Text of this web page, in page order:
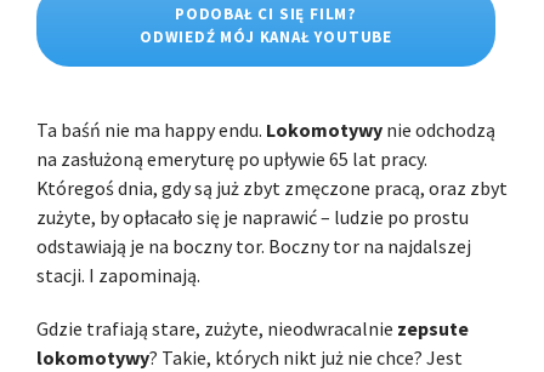
PODOBAŁ CI SIĘ FILM?
ODWIEDŹ MÓJ KANAŁ YOUTUBE
Ta baśń nie ma happy endu. Lokomotywy nie odchodzą
na zasłużoną emeryturę po upływie 65 lat pracy.
Któregoś dnia, gdy są już zbyt zmęczone pracą, oraz zbyt
zużyte, by opłacało się je naprawić – ludzie po prostu
odstawiają je na boczny tor. Boczny tor na najdalszej
stacji. I zapominają.
Gdzie trafiają stare, zużyte, nieodwracalnie zepsute
lokomotywy? Takie, których nikt już nie chce? Jest